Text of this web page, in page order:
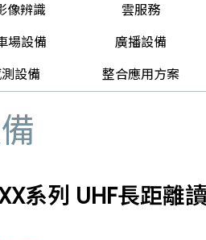
像辨識 雲服務
場設備
廣播設備
設備
整合應用方案
系列 UHF長距離